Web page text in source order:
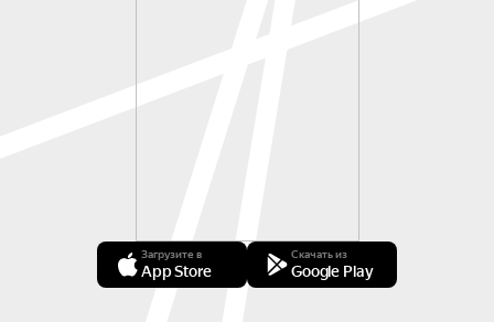
Загрузите в
App Store
Скачать из
Google Play